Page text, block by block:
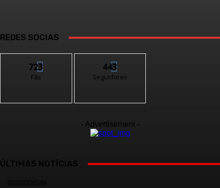
REDES SOCIAS
723
Fãs
443
Seguidores
- Advertisement -
ÚLTIMAS NOTÍCIAS